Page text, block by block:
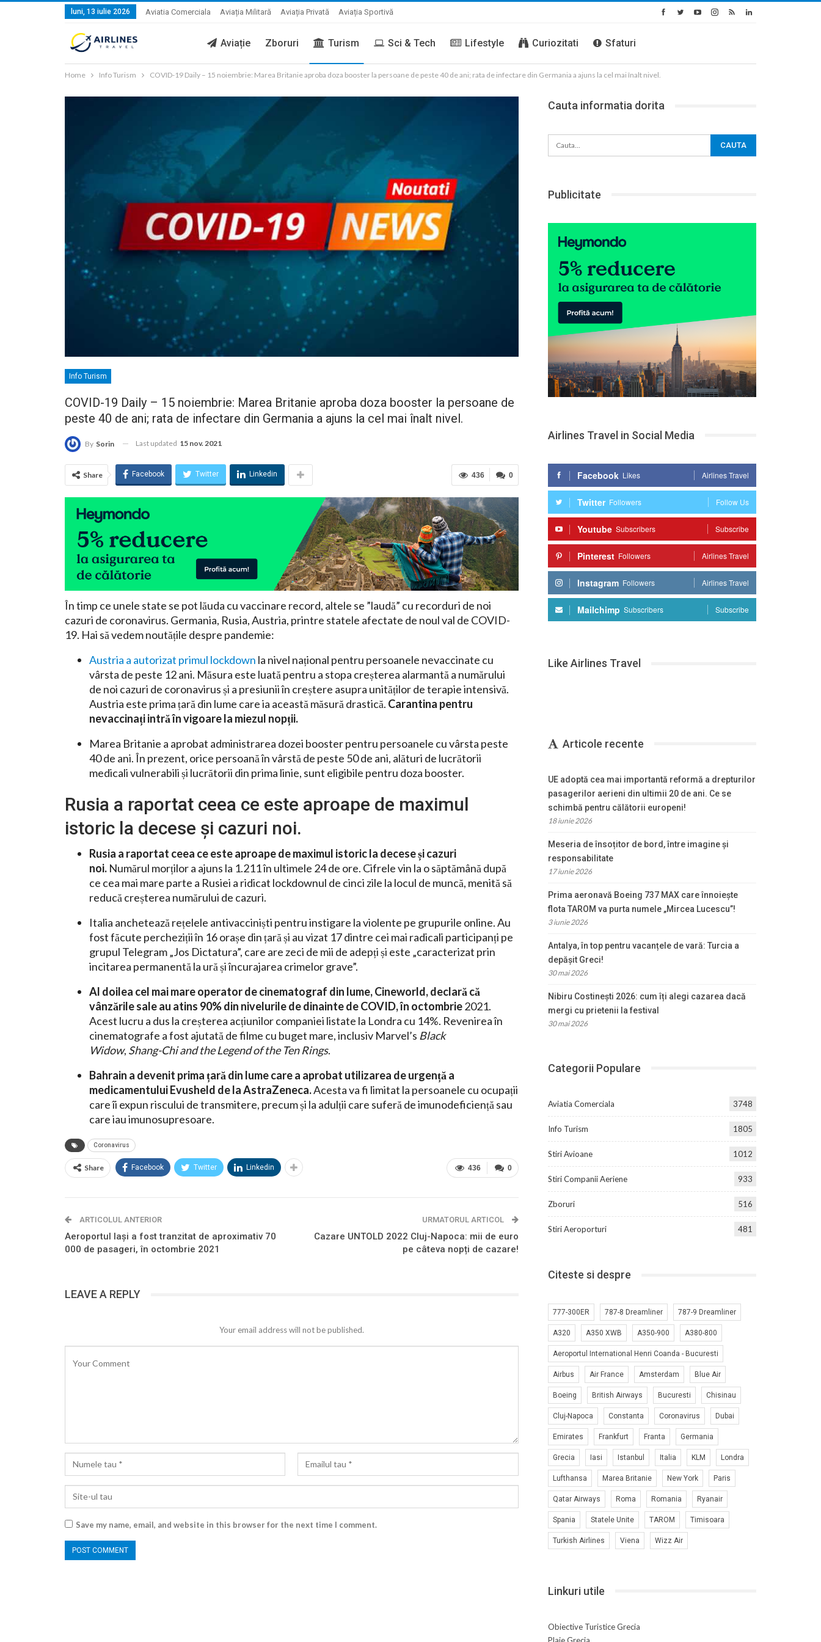
luni, 13 iulie 2026 Aviatia Comerciala Aviația Militară Aviația Privată Aviația Sportivă
Aviație Zboruri Turism Sci & Tech Lifestyle Curiozitati Sfaturi
Home Info Turism COVID-19 Daily – 15 noiembrie: Marea Britanie aproba doza booster la persoane de peste 40 de ani; rata de infectare din Germania a ajuns la cel mai înalt nivel.
Info Turism
COVID-19 Daily – 15 noiembrie: Marea Britanie aproba doza booster la persoane de
peste 40 de ani; rata de infectare din Germania a ajuns la cel mai înalt nivel.
By Sorin Last updated 15 nov. 2021
0
436
Share Facebook Twitter Linkedin
În timp ce unele state se pot lăuda cu vaccinare record, altele se ”laudă” cu recorduri de noi
cazuri de coronavirus. Germania, Rusia, Austria, printre statele afectate de noul val de COVID-
19. Hai să vedem noutățile despre pandemie:
Austria a autorizat primul lockdown la nivel național pentru persoanele nevaccinate cu
vârsta de peste 12 ani. Măsura este luată pentru a stopa creșterea alarmantă a numărului
de noi cazuri de coronavirus și a presiunii în creștere asupra unităților de terapie intensivă.
Austria este prima țară din lume care ia această măsură drastică. Carantina pentru
nevaccinați intră în vigoare la miezul nopții.
Marea Britanie a aprobat administrarea dozei booster pentru persoanele cu vârsta peste
40 de ani. În prezent, orice persoană în vârstă de peste 50 de ani, alături de lucrătorii
medicali vulnerabili și lucrătorii din prima linie, sunt eligibile pentru doza booster.
Rusia a raportat ceea ce este aproape de maximul
istoric la decese și cazuri noi.
Rusia a raportat ceea ce este aproape de maximul istoric la decese și cazuri
noi. Numărul morților a ajuns la 1.211 în ultimele 24 de ore. Cifrele vin la o săptămână după
ce cea mai mare parte a Rusiei a ridicat lockdownul de cinci zile la locul de muncă, menită să
reducă creșterea numărului de cazuri.
Italia anchetează rețelele antivacciniști pentru instigare la violente pe grupurile online. Au
fost făcute percheziții în 16 orașe din țară și au vizat 17 dintre cei mai radicali participanți pe
grupul Telegram „Jos Dictatura”, care are zeci de mii de adepți și este „caracterizat prin
incitarea permanentă la ură și încurajarea crimelor grave”.
Al doilea cel mai mare operator de cinematograf din lume, Cineworld, declară că
vânzările sale au atins 90% din nivelurile de dinainte de COVID, în octombrie2021.
Acest lucru a dus la creșterea acțiunilor companiei listate la Londra cu 14%. Revenirea în
cinematografe a fost ajutată de filme cu buget mare, inclusiv Marvel’s Black
Widow, Shang-Chi and the Legend of the Ten Rings.
Bahrain a devenit prima țară din lume care a aprobat utilizarea de urgență a
medicamentului Evusheld de la AstraZeneca.Acesta va fi limitat la persoanele cu ocupații
care îi expun riscului de transmitere, precum și la adulții care suferă de imunodeficiență sau
care iau imunosupresoare.
Coronavirus
0
436
Share Facebook Twitter Linkedin
ARTICOLUL ANTERIOR
Aeroportul Iași a fost tranzitat de aproximativ 70
000 de pasageri, în octombrie 2021
URMATORUL ARTICOL
Cazare UNTOLD 2022 Cluj-Napoca: mii de euro
pe câteva nopți de cazare!
LEAVE A REPLY
Your email address will not be published.
Save my name, email, and website in this browser for the next time I comment.
Cauta informatia dorita
Publicitate
Airlines Travel in Social Media
Facebook Likes Airlines Travel
Twitter Followers Follow Us
Youtube Subscribers Subscribe
Pinterest Followers Airlines Travel
Instagram Followers Airlines Travel
Mailchimp Subscribers Subscribe
Like Airlines Travel
Articole recente
UE adoptă cea mai importantă reformă a drepturilor
pasagerilor aerieni din ultimii 20 de ani. Ce se
schimbă pentru călătorii europeni!
18 iunie 2026
Meseria de însoțitor de bord, între imagine și
responsabilitate
17 iunie 2026
Prima aeronavă Boeing 737 MAX care înnoiește
flota TAROM va purta numele „Mircea Lucescu”!
3 iunie 2026
Antalya, în top pentru vacanțele de vară: Turcia a
depășit Greci!
30 mai 2026
Nibiru Costinești 2026: cum îți alegi cazarea dacă
mergi cu prietenii la festival
30 mai 2026
Categorii Populare
Aviatia Comerciala 3748
Info Turism 1805
Stiri Avioane 1012
Stiri Companii Aeriene 933
Zboruri 516
Stiri Aeroporturi 481
Citeste si despre
777-300ER 787-8 Dreamliner 787-9 Dreamliner
A320 A350 XWB A350-900 A380-800
Aeroportul International Henri Coanda - Bucuresti
Airbus Air France Amsterdam Blue Air
Boeing British Airways Bucuresti Chisinau
Cluj-Napoca Constanta Coronavirus Dubai
Emirates Frankfurt Franta Germania
Grecia Iasi Istanbul Italia KLM Londra
Lufthansa Marea Britanie New York Paris
Qatar Airways Roma Romania Ryanair
Spania Statele Unite TAROM Timisoara
Turkish Airlines Viena Wizz Air
Linkuri utile
Obiective Turistice Grecia
Plaje Grecia